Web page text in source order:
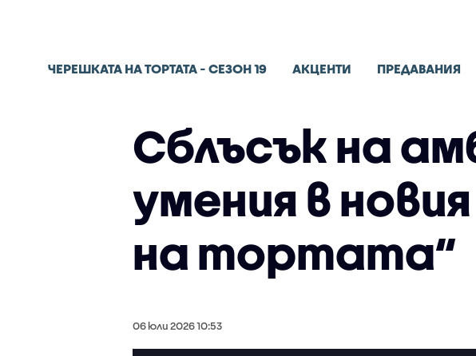
ЧЕРЕШКАТА НА ТОРТАТА - СЕЗОН 19 АКЦЕНТИ ПРЕДАВАНИЯ
Сблъсък на
умения в
на тортата“
06 юли 2026 10:53